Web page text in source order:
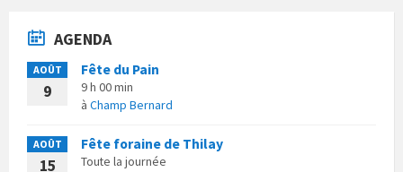
AGENDA
AOÛT
9
Fête du Pain
9 h 00 min
à Champ Bernard
AOÛT
15
Fête foraine de Thilay
Toute la journée